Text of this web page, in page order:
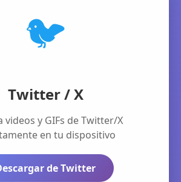
🐦
Twitter / X
videos y GIFs de Twitter/X
en tu dispositivo
de Twitter